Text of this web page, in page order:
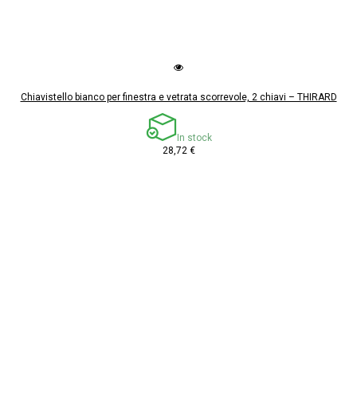
Chiavistello bianco per finestra e vetrata scorrevole, 2 chiavi – THIRARD
In stock
28,72 €